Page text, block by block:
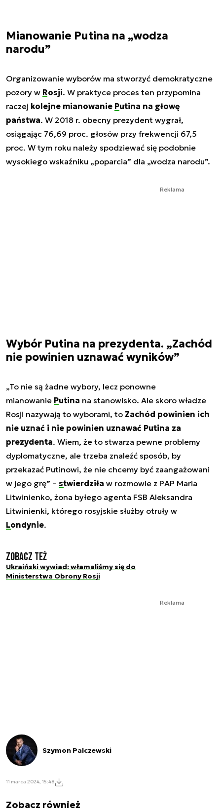
Mianowanie Putina na „wodza
narodu”
Organizowanie wyborów ma stworzyć demokratyczne
pozory w Rosji. W praktyce proces ten przypomina
raczej kolejne mianowanie Putina na głowę
państwa. W 2018 r. obecny prezydent wygrał,
osiągając 76,69 proc. głosów przy frekwencji 67,5
proc. W tym roku należy spodziewać się podobnie
wysokiego wskaźniku „poparcia” dla „wodza narodu”.
Reklama
Wybór Putina na prezydenta. „Zachód
nie powinien uznawać wyników”
„To nie są żadne wybory, lecz ponowne
mianowanie Putina na stanowisko. Ale skoro władze
Rosji nazywają to wyborami, to Zachód powinien ich
nie uznać i nie powinien uznawać Putina za
prezydenta. Wiem, że to stwarza pewne problemy
dyplomatyczne, ale trzeba znaleźć sposób, by
przekazać Putinowi, że nie chcemy być zaangażowani
w jego grę” – stwierdziła w rozmowie z PAP Maria
Litwinienko, żona byłego agenta FSB Aleksandra
Litwinienki, którego rosyjskie służby otruły w
Londynie.
Zobacz też
Ukraiński wywiad: włamaliśmy się do
Ministerstwa Obrony Rosji
Reklama
Szymon Palczewski
11 marca 2024, 15:48
Zobacz również